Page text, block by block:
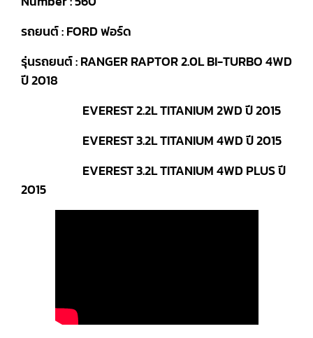
รถยนต์ : FORD ฟอร์ด
รุ่นรถยนต์ : RANGER RAPTOR 2.0L BI-TURBO 4WD
ปี 2018
EVEREST 2.2L TITANIUM 2WD ปี 2015
EVEREST 3.2L TITANIUM 4WD ปี 2015
EVEREST 3.2L TITANIUM 4WD PLUS ปี
2015